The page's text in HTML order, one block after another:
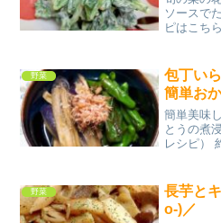
ソースで
ピはこち
のレビュ
野菜
包丁い
簡単お
簡単美味
とうの煮
レシピ）
野菜
長芋と
o-)／